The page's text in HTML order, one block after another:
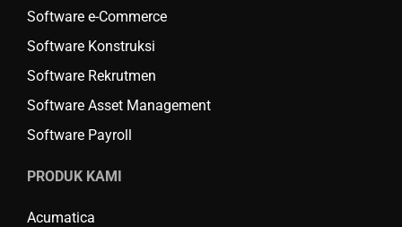
Software e-Commerce
Software Konstruksi
Software Rekrutmen
Software Asset Management
Software Payroll
PRODUK KAMI
Acumatica